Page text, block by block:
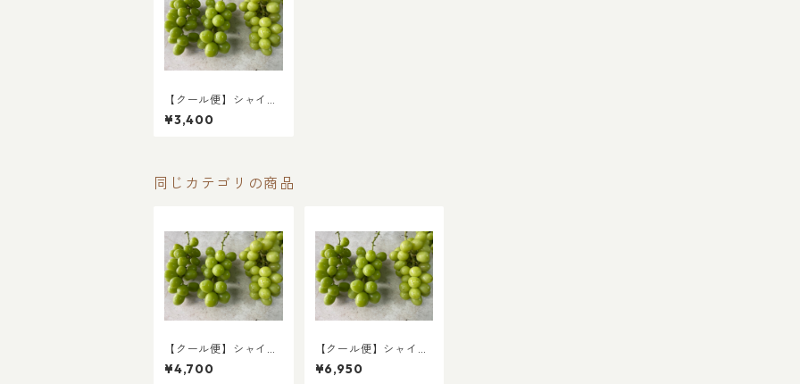
【クール便】シャイン
マスカット1.2kg(ちょ
っとワケあり)
¥3,400
同じカテゴリの商品
【クール便】シャイン
マスカット2kg(ちょっ
とワケあり)
¥4,700
【クール便】シャイン
マスカット3kg(ちょっ
とワケあり)
¥6,950